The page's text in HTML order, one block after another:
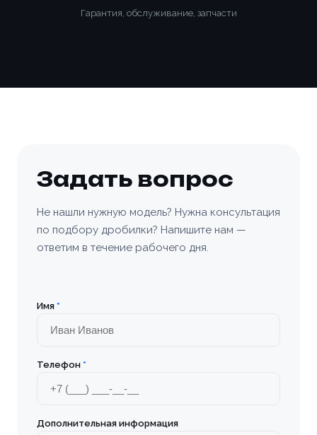
Гарантия, обслуживание, запчасти
Задать вопрос
Не нашли нужную модель? Нужна консультация
по подбору дробилки? Напишите нам —
ответим в течение рабочего дня.
Имя *
Телефон *
Дополнительная информация